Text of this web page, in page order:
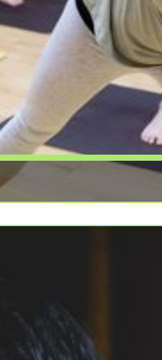
yoga, cours de yoga,